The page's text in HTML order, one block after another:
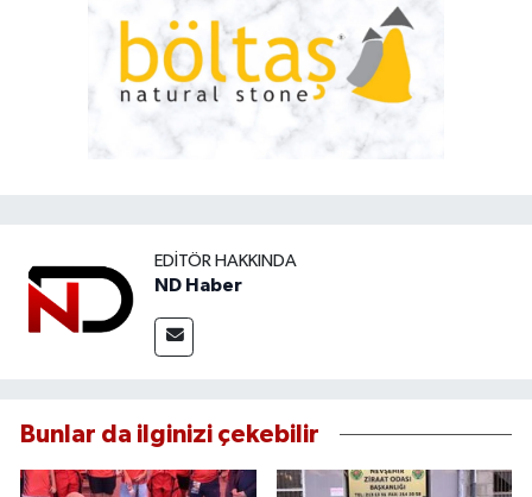
EDITÖR HAKKINDA
ND Haber
Bunlar da ilginizi çekebilir